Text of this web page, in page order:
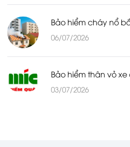
Bảo hiểm cháy nổ
06/07/2026
Bảo hiểm thân vỏ
03/07/2026